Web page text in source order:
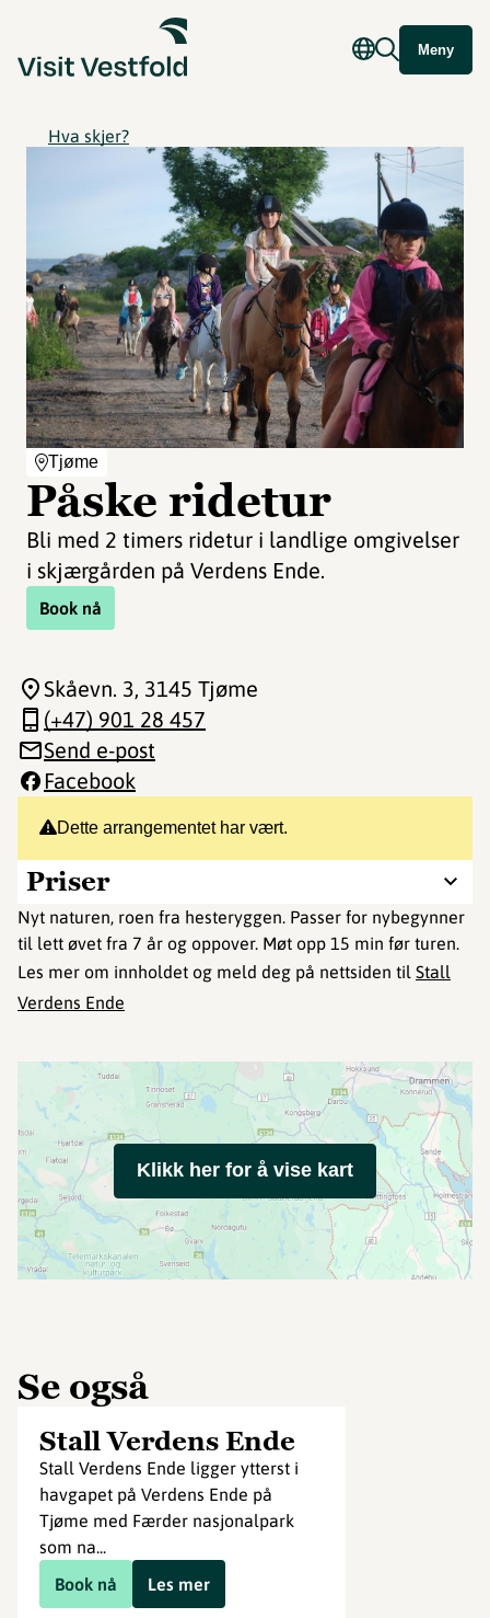
Meny
Hva skjer?
Tjøme
Påske ridetur
Bli med 2 timers ridetur i landlige omgivelser
i skjærgården på Verdens Ende.
Book nå
Dette arrangementet har vært.
Priser
Nyt naturen, roen fra hesteryggen. Passer for nybegynner
til lett øvet fra 7 år og oppover. Møt opp 15 min før turen.
Les mer om innholdet og meld deg på nettsiden til Stall
Verdens Ende
Skåevn. 3, 3145 Tjøme
(+47) 901 28 457
Send e-post
Facebook
Klikk her for å vise kart
Se også
Stall Verdens Ende
Stall Verdens Ende ligger ytterst i
havgapet på Verdens Ende på
Tjøme med Færder nasjonalpark
som na...
Book nå
Les mer